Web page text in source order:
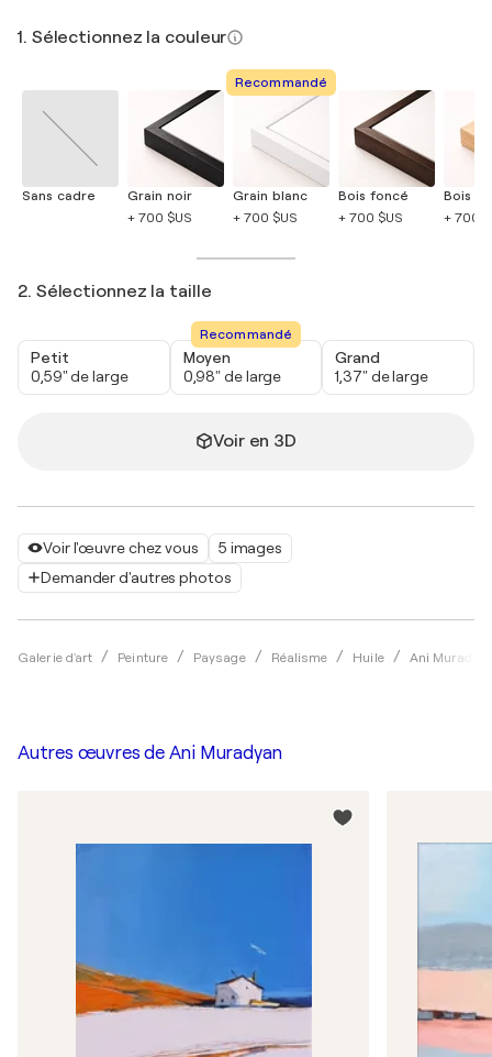
Voir l'œuvre chez vous
5 images
Demander d'autres photos
Galerie d'art Peinture Paysage Réalisme Huile Ani
1. Sélectionnez la couleur
Sans cadre
Grain noir
+ 700 $US
Recommandé
Grain blanc
+ 700 $US
Bois foncé
+ 700 $US
Bois
+ 700
2. Sélectionnez la taille
Petit
0,59" de large
Recommandé
Moyen
0,98" de large
Grand
1,37" de large
Voir en 3D
Autres œuvres de Ani Muradyan